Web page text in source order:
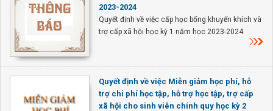
2023-2024
Quyết định về việc cấp học bổng khuyến khích và
trợ cấp xã hội học kỳ 1 năm học 2023-2024
Quyết định về việc Miễn giảm học phí, hỗ
trợ chi phí học tập, hỗ trợ học tập, trợ cấp
xã hội cho sinh viên chính quy học kỳ 2